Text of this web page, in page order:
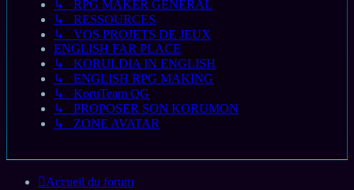
↳ RPG MAKER GENERAL
↳ RESSOURCES
↳ VOS PROJETS DE JEUX
ENGLISH FAR PLACE
↳ KORULDIA IN ENGLISH
↳ ENGLISH RPG MAKING
↳ KoruTeam QG
↳ PROPOSER SON KORUMON
↳ ZONE AVATAR
Accueil du forum